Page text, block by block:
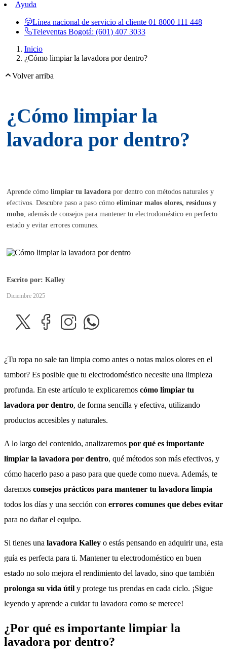
Ayuda
Línea nacional de servicio al cliente 01 8000 111 448
Televentas Bogotá: (601) 407 3033
Inicio
¿Cómo limpiar la lavadora por dentro?
Volver arriba
¿Cómo limpiar la
lavadora por dentro?
Aprende cómo limpiar tu lavadora por dentro con métodos naturales y
efectivos. Descubre paso a paso cómo eliminar malos olores, residuos y
moho, además de consejos para mantener tu electrodoméstico en perfecto
estado y evitar errores comunes.
Escrito por: Kalley
Diciembre 2025
¿Tu ropa no sale tan limpia como antes o notas malos olores en el
tambor? Es posible que tu electrodoméstico necesite una limpieza
profunda. En este artículo te explicaremos cómo limpiar tu
lavadora por dentro, de forma sencilla y efectiva, utilizando
productos accesibles y naturales.
A lo largo del contenido, analizaremos por qué es importante
limpiar la lavadora por dentro, qué métodos son más efectivos, y
cómo hacerlo paso a paso para que quede como nueva. Además, te
daremos consejos prácticos para mantener tu lavadora limpia
todos los días y una sección con errores comunes que debes evitar
para no dañar el equipo.
Si tienes una lavadora Kalley o estás pensando en adquirir una, esta
guía es perfecta para ti. Mantener tu electrodoméstico en buen
estado no solo mejora el rendimiento del lavado, sino que también
prolonga su vida útil y protege tus prendas en cada ciclo. ¡Sigue
leyendo y aprende a cuidar tu lavadora como se merece!
¿Por qué es importante limpiar la
lavadora por dentro?